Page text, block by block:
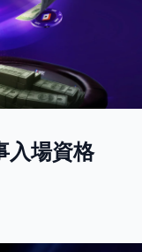
入場資格